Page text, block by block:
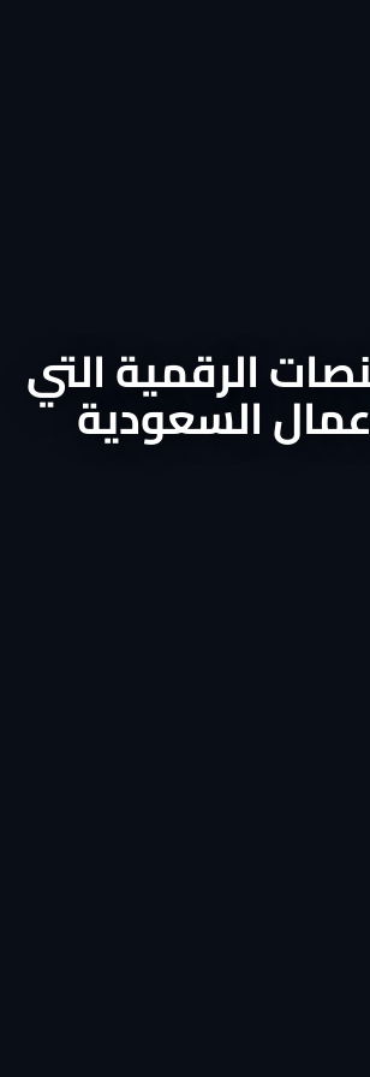
الرقمية التي
السعودية